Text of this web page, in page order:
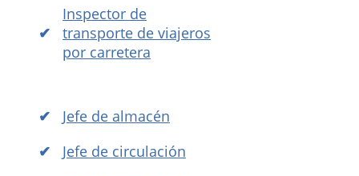
Inspector de
transporte de viajeros
por carretera
Jefe de almacén
Jefe de circulación